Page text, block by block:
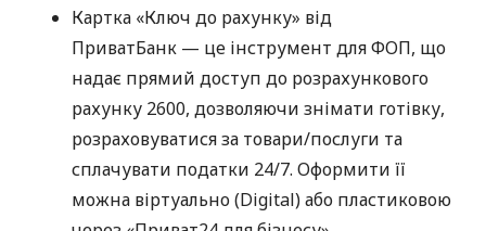
Картка «Ключ до рахунку» від
ПриватБанк — це інструмент для ФОП, що
надає прямий доступ до розрахункового
рахунку 2600, дозволяючи знімати готівку,
розраховуватися за товари/послуги та
сплачувати податки 24/7. Оформити її
можна віртуально (Digital) або пластиковою